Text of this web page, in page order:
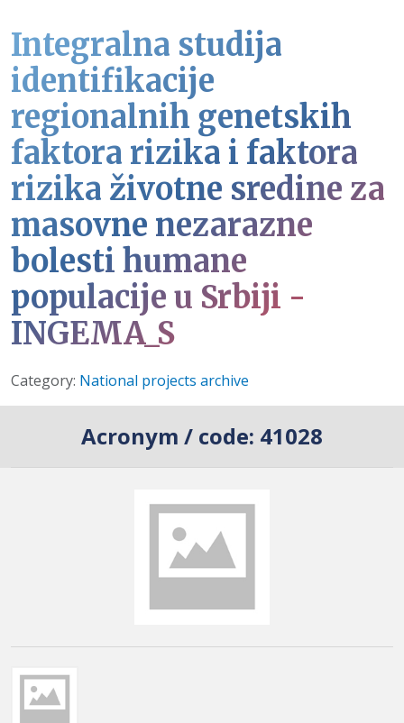
Integralna studija
identifikacije
regionalnih genetskih
faktora rizika i faktora
rizika životne sredine za
masovne nezarazne
bolesti humane
populacije u Srbiji -
INGEMA_S
Details
Category: National projects archive
Acronym / code: 41028